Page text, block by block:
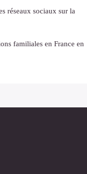
réseaux sociaux sur la
familiales en France en